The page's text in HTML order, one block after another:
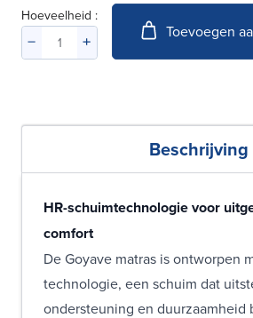
Hoeveelheid :
Toevoegen
Beschrijving
HR-schuimtechnologie voor
comfort
De Goyave matras is ontworpen
technologie, een schuim dat
ondersteuning en duurzaamheid